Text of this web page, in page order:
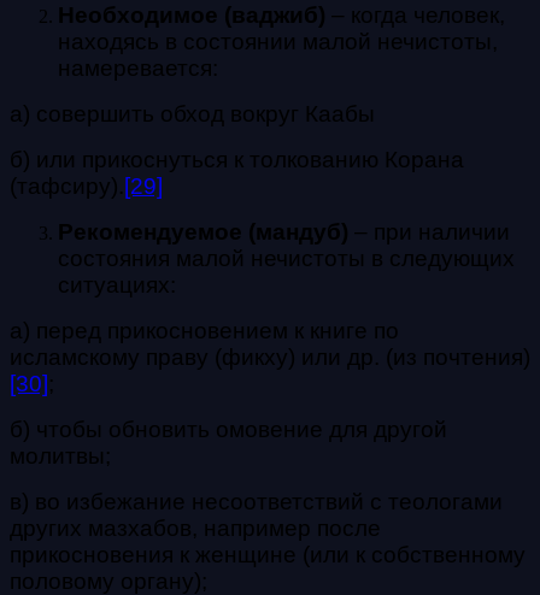
Необходимое (ваджиб) – когда человек,
находясь в состоянии малой нечистоты,
намеревается:
а) совершить обход вокруг Каабы
б) или прикоснуться к толкованию Корана
(тафсиру).[29]
Рекомендуемое (мандуб) – при наличии
состояния малой нечистоты в следующих
ситуациях:
а) перед прикосновением к книге по
исламскому праву (фикху) или др. (из почтения)
[30];
б) чтобы обновить омовение для другой
молитвы;
в) во избежание несоответствий с теологами
других мазхабов, например после
прикосновения к женщине (или к собственному
половому органу);